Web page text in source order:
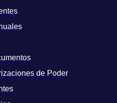
de Poder